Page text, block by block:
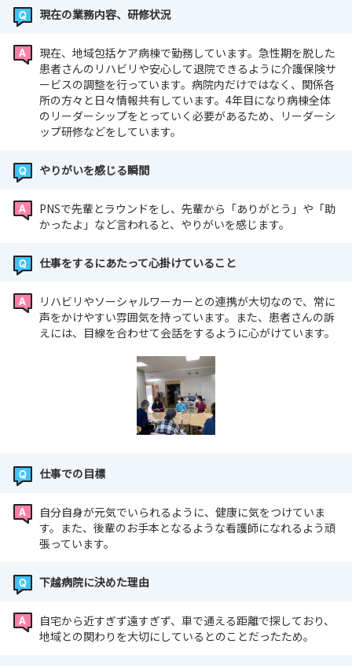
現在の業務内容、研修状況
現在、地域包括ケア病棟で勤務しています。急性期を脱した
患者さんのリハビリや安心して退院できるように介護保険サ
ービスの調整を行っています。病院内だけではなく、関係各
所の方々と日々情報共有しています。4年目になり病棟全体
のリーダーシップをとっていく必要があるため、リーダーシ
ップ研修などをしています。
やりがいを感じる瞬間
PNSで先輩とラウンドをし、先輩から「ありがとう」や「助
かったよ」など言われると、やりがいを感じます。
仕事をするにあたって心掛けていること
リハビリやソーシャルワーカーとの連携が大切なので、常に
声をかけやすい雰囲気を持っています。また、患者さんの訴
えには、目線を合わせて会話をするように心がけています。
仕事での目標
自分自身が元気でいられるように、健康に気をつけていま
す。また、後輩のお手本となるような看護師になれるよう頑
張っています。
下越病院に決めた理由
自宅から近すぎず遠すぎず、車で通える距離で探しており、
地域との関わりを大切にしているとのことだったため。